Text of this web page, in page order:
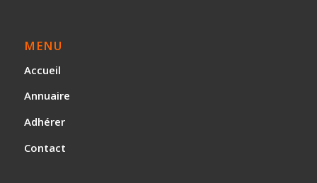
MENU
Accueil
Annuaire
Adhérer
Contact